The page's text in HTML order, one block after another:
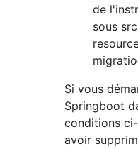
de
sous
Si vous
Springboot
conditions
avoir